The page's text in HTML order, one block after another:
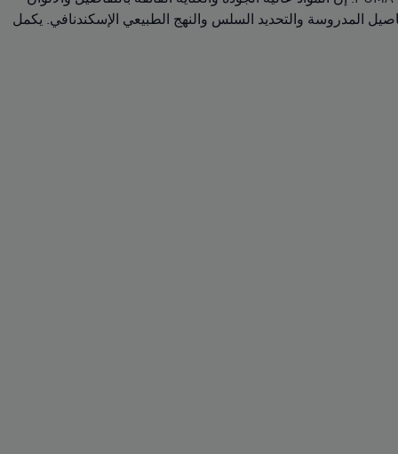
المدروسة والتحديد السلس والنهج الطبيعي الإسكندنافي. يكمل